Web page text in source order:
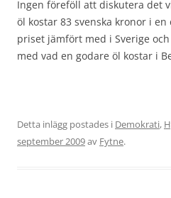
Ingen föreföll att diskutera det
öl kostar 83 svenska kronor i
priset jämfört med i Sverige
med vad en godare öl kostar i
Detta inlägg postades i Demokrati,
september 2009av Fytne.